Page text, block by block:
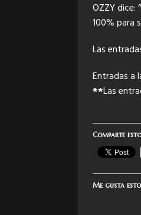
OZZY dice:
100% para
Las
Entradas a
**Las
Comparte
Me gusta